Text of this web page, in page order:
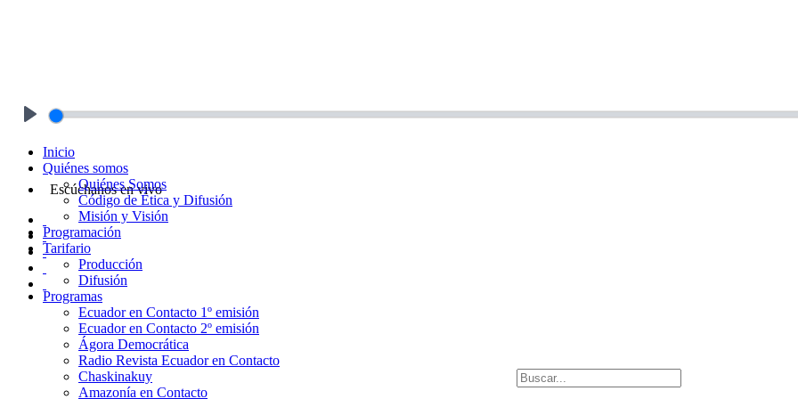
Escúchanos en vivo
Inicio
Quiénes somos
Quiénes Somos
Código de Ética y Difusión
Misión y Visión
Programación
Tarifario
Producción
Difusión
Programas
Ecuador en Contacto 1º emisión
Ecuador en Contacto 2º emisión
Ágora Democrática
Radio Revista Ecuador en Contacto
Chaskinakuy
Amazonía en Contacto